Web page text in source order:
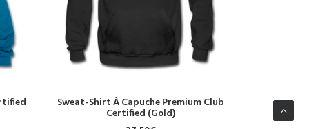
CHOIX DES OPTIONS
Sweat-Shirt À Capuche Premium Club
Certified (Gold)
Sweat-